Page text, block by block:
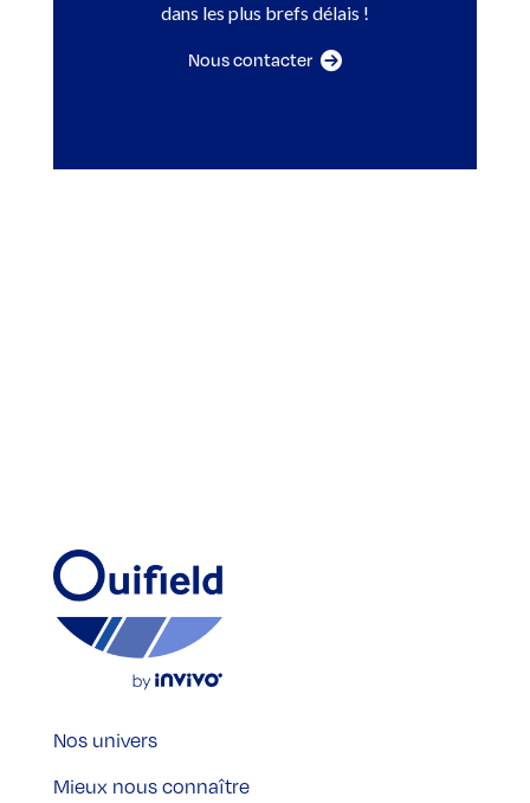
dans les plus brefs délais !
Nous contacter
Nos univers
Mieux nous connaître